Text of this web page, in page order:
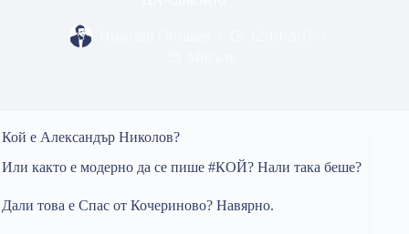
Кой е Александър Николов?
Или както е модерно да се пише #КОЙ? Нали така беше?
Дали това е Спас от Кочериново? Навярно.